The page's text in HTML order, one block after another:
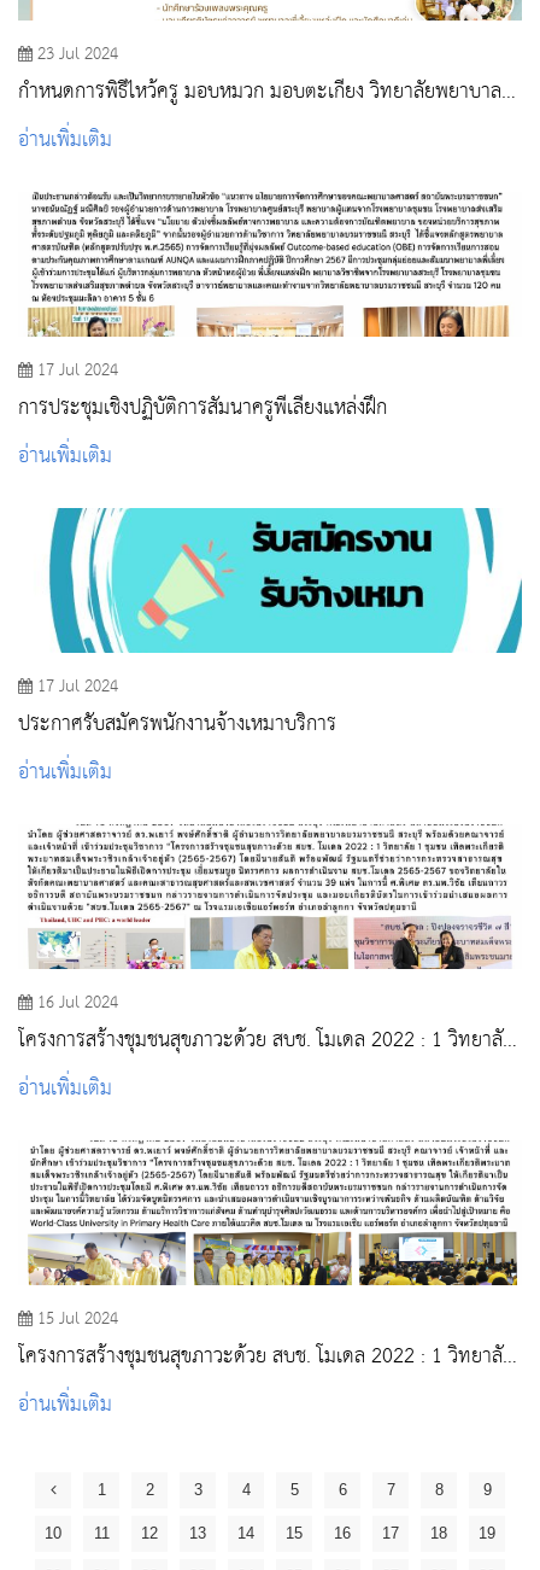
23 Jul 2024
กำหนดการพิธีไหว้ครู มอบหมวก มอบตะเกียง วิทยาลัยพยาบาล
บรมราชชนนี สระบุรี ปีการศึกษา 2567
อ่านเพิ่มเติม
17 Jul 2024
การประชุมเชิงปฏิบัติการสัมนาครูพี่เลี้ยงแหล่งฝึก
อ่านเพิ่มเติม
17 Jul 2024
ประกาศรับสมัครพนักงานจ้างเหมาบริการ
อ่านเพิ่มเติม
16 Jul 2024
โครงการสร้างชุมชนสุขภาวะด้วย สบช. โมเดล 2022 : 1 วิทยาลัย
1 ชุมชน เทิดพระเกียรติพระบาทสมเด็จพระวชิรเกล้าเจ้าอยู่หัว
อ่านเพิ่มเติม
15 Jul 2024
โครงการสร้างชุมชนสุขภาวะด้วย สบช. โมเดล 2022 : 1 วิทยาลัย
1 ชุมชน เทิดพระเกียรติพระบาทสมเด็จพระวชิรเกล้าเจ้าอยู่หัว
อ่านเพิ่มเติม
1 2 3 4 5 6 7 8 9
10 11 12 13 14 15 16 17 18 19